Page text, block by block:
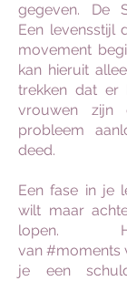
gegeven. De
Een levensstijl
movement
kan hieruit
trekken dat er
vrouwen zijn
probleem
deed.
Een fase in je
wilt maar
lopen.
van #moments
je een